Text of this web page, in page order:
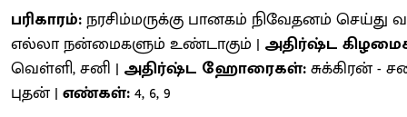
பரிகாரம்:நரசிம்மருக்கு பானகம் நிவேதனம்
எல்லா நன்மைகளும் உண்டாகும் | அதிர்ஷ்ட
வெள்ளி, சனி | அதிர்ஷ்ட ஹோரைகள்:சுக்கிரன் -
புதன் | எண்கள்:4, 6, 9